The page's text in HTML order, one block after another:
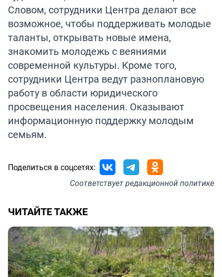
Словом, сотрудники Центра делают все
возможное, чтобы поддерживать молодые
таланты, открывать новые имена,
знакомить молодежь с веяниями
современной культуры. Кроме того,
сотрудники Центра ведут разноплановую
работу в области юридического
просвещения населения. Оказывают
информационную поддержку молодым
семьям.
Поделиться в соцсетях:
Соответствуетредакционной политике
ЧИТАЙТЕ ТАКЖЕ